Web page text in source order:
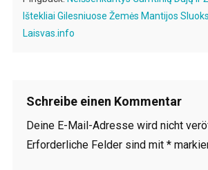
Ištekliai Gilesniuose Žemės Mantijos
Laisvas.info
Schreibe einen Kommentar
Deine E-Mail-Adresse wird nicht
Erforderliche Felder sind mit *